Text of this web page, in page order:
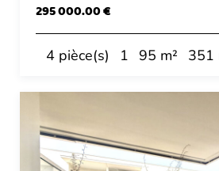
295 000.00 €
4 pièce(s) 1 95 m² 351